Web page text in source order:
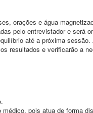
orações e água
pelo entrevistador e será
até a próxima
resultados e verificarão a
pois atua de forma